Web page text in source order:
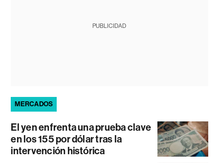
PUBLICIDAD
MERCADOS
El yen enfrenta una prueba clave
en los 155 por dólar tras la
intervención histórica